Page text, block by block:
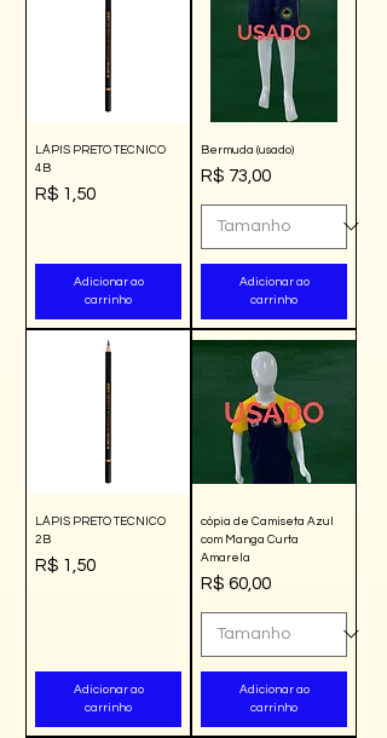
LÁPIS PRETO TECNICO
4B
Preço
R$ 1,50
Adicionar ao
carrinho
Bermuda (usado)
Preço
R$ 73,00
Adicionar ao
carrinho
LÁPIS PRETO TECNICO
2B
Preço
R$ 1,50
Adicionar ao
carrinho
cópia de Camiseta Azul
com Manga Curta
Amarela
Preço
R$ 60,00
Adicionar ao
carrinho